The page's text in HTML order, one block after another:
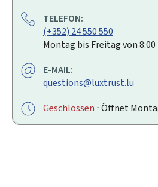
E
S
S
:
TELEFON:
(+352) 24 550 550
Montag bis Freitag von 8:00
E-MAIL:
questions@luxtrust.lu
Geschlossen ⋅ Öffnet